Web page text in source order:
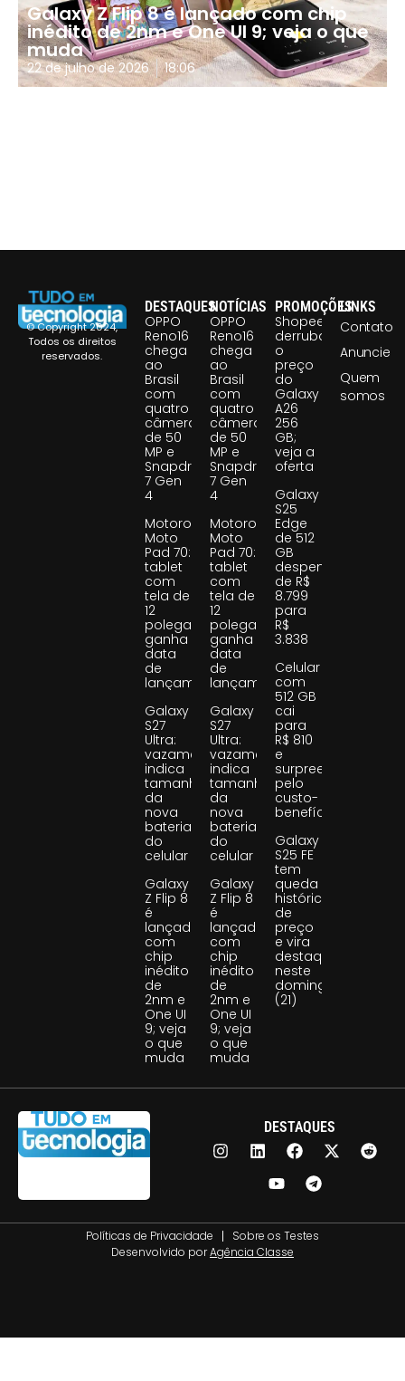
Galaxy Z Flip 8 é lançado com chip
inédito de 2nm e One UI 9; veja o que
muda
22 de julho de 2026 18:06
© Copyright 2024,
Todos os direitos
reservados.
DESTAQUES
OPPO
Reno16
chega
ao
Brasil
com
quatro
câmeras
de 50
MP e
Snapdragon
7 Gen
4
Motorola
Moto
Pad 70:
tablet
com
tela de
12
polegadas
ganha
data
de
lançamento
Galaxy
S27
Ultra:
vazamento
indica
tamanho
da
nova
bateria
do
celular
Galaxy
Z Flip 8
é
lançado
com
chip
inédito
de
2nm e
One UI
9; veja
o que
muda
NOTÍCIAS
OPPO
Reno16
chega
ao
Brasil
com
quatro
câmeras
de 50
MP e
Snapdragon
7 Gen
4
Motorola
Moto
Pad 70:
tablet
com
tela de
12
polegadas
ganha
data
de
lançamento
Galaxy
S27
Ultra:
vazamento
indica
tamanho
da
nova
bateria
do
celular
Galaxy
Z Flip 8
é
lançado
com
chip
inédito
de
2nm e
One UI
9; veja
o que
muda
PROMOÇÕES
Shopee
derruba
o
preço
do
Galaxy
A26
256
GB;
veja a
oferta
Galaxy
S25
Edge
de 512
GB
despenca
de R$
8.799
para
R$
3.838
Celular
com
512 GB
cai
para
R$ 810
e
surpreende
pelo
custo-
benefício
Galaxy
S25 FE
tem
queda
histórica
de
preço
e vira
destaque
neste
domingo
(21)
LINKS
Contato
Anuncie
Quem
somos
DESTAQUES
Políticas de Privacidade
Sobre os Testes
Desenvolvido porAgência Classe